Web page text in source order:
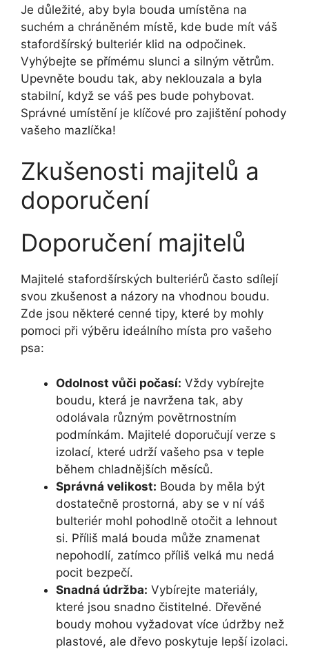
Je důležité, aby byla bouda umístěna na
suchém a chráněném místě, kde bude mít váš
stafordšírský bulteriér klid na odpočinek.
Vyhýbejte se přímému slunci a silným větrům.
Upevněte boudu tak, aby neklouzala a byla
stabilní, když se váš pes bude pohybovat.
Správné umístění je klíčové pro zajištění pohody
vašeho mazlíčka!
Zkušenosti majitelů a
doporučení
Doporučení majitelů
Majitelé stafordšírských bulteriérů často sdílejí
svou zkušenost a názory na vhodnou boudu.
Zde jsou některé cenné tipy, které by mohly
pomoci při výběru ideálního místa pro vašeho
psa:
Odolnost vůči počasí: Vždy vybírejte
boudu, která je navržena tak, aby
odolávala různým povětrnostním
podmínkám. Majitelé doporučují verze s
izolací, které udrží vašeho psa v teple
během chladnějších měsíců.
Správná velikost: Bouda by měla být
dostatečně prostorná, aby se v ní váš
bulteriér mohl pohodlně otočit a lehnout
si. Příliš malá bouda může znamenat
nepohodlí, zatímco příliš velká mu nedá
pocit bezpečí.
Snadná údržba: Vybírejte materiály,
které jsou snadno čistitelné. Dřevěné
boudy mohou vyžadovat více údržby než
plastové, ale dřevo poskytuje lepší izolaci.